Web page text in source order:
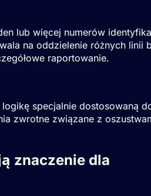
lub więcej numerów
na oddzielenie różnych
raportowanie.
specjalnie
zwrotne związane z
znaczenie dla